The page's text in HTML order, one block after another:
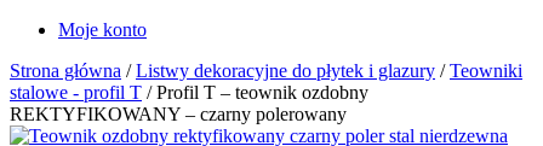
Moje konto
Strona główna /Listwy dekoracyjne do płytek i glazury /Teowniki
stalowe - profil T / Profil T – teownik ozdobny
REKTYFIKOWANY – czarny polerowany